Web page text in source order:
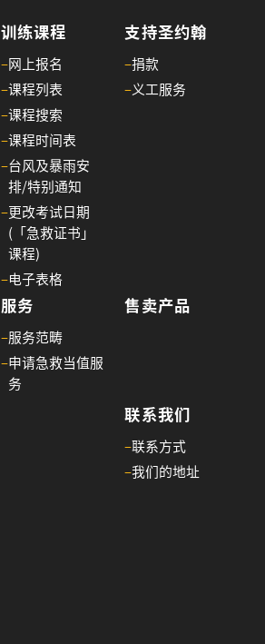
训练课程
–网上报名
–课程列表
–课程搜索
–课程时间表
–台风及暴雨安
排/特别通知
–更改考试日期
(「急救证书」
课程)
–电子表格
支持圣约翰
–捐款
–义工服务
服务
–服务范畴
–申请急救当值服
务
售卖产品
联系我们
–联系方式
–我们的地址